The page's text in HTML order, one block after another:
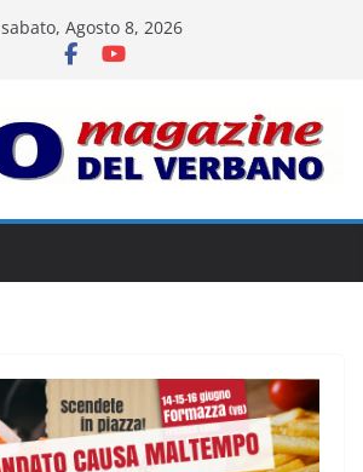
sabato, Agosto 8, 2026